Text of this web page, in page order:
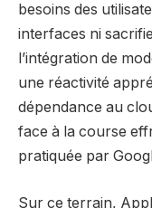
besoins des
interfaces ni
l’intégration de
une réactivité
dépendance au
face à la course
pratiquée par
Sur ce terrain,